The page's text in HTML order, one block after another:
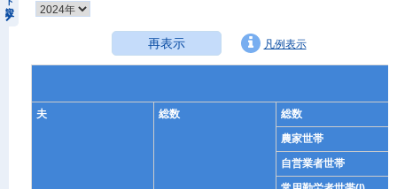
再表示 凡例表示
夫 総数
総数
農家世帯
自営業者世帯